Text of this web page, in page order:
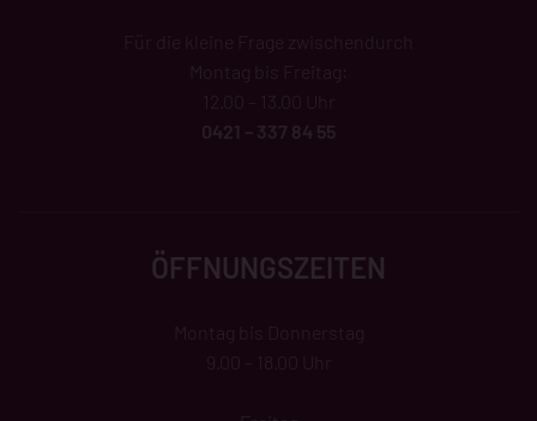
Für die kleine Frage zwischendurch
Montag bis Freitag:
0421 – 337 84 55
ÖFFNUNGSZEITEN
Montag bis Donnerstag
9.00 – 18.00 Uhr